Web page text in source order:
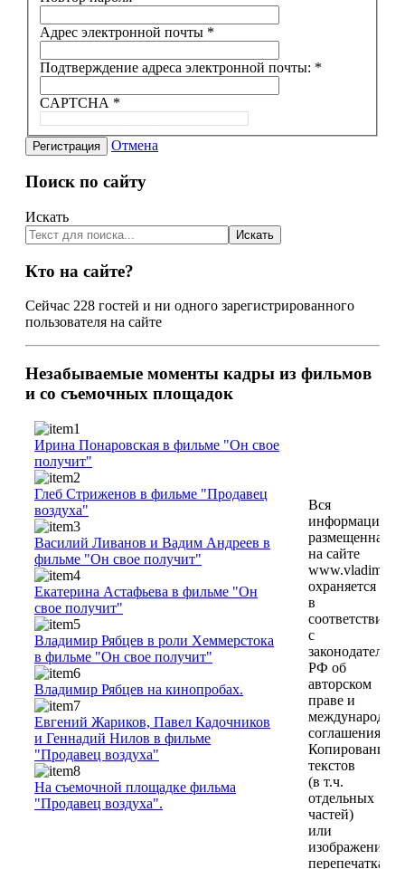
журнал "ТМ" №8 -1996
журнал "ТМ" №8 -1997
журнал "ТМ" №8 -1998
журнал "Искусство Кино"
журнал "Звезда"
журнал "NEWLOOK"
Сервис
Обратная связь
FAQ
Адрес электронной почты *
Подтверждение адреса электронной почты: *
CAPTCHA *
Регистрация Отмена
Поиск по сайту
Искать
Искать
Кто на сайте?
Сейчас 228 гостей и ни одного зарегистрированного
пользователя на сайте
Незабываемые моменты кадры из фильмов
и со съемочных площадок
Ирина Понаровская в фильме "Он свое
получит"
Глеб Стриженов в фильме "Продавец
воздуха"
Василий Ливанов и Вадим Андреев в
фильме "Он свое получит"
Екатерина Астафьева в фильме "Он
свое получит"
Владимир Рябцев в роли Хеммерстока
в фильме "Он свое получит"
Владимир Рябцев на кинопробах.
Евгений Жариков, Павел Кадочников
и Геннадий Нилов в фильме
"Продавец воздуха"
На съемочной площадке фильма
"Продавец воздуха".
Вся
информация,
размещенная
на сайте
охраняется
в
соответствии
с
РФ об
авторском
праве и
соглашениями.
Копирование
текстов
(в т.ч.
отдельных
частей)
или
изображений,
перепечатка